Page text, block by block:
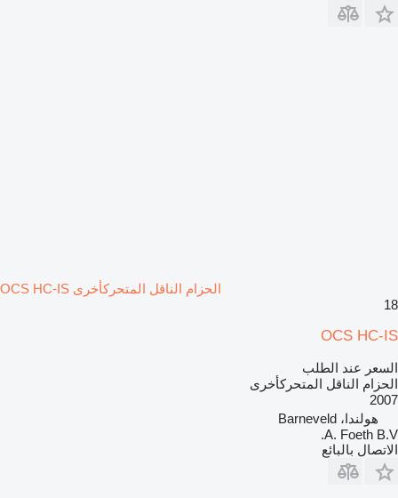
الحزام الناقل المتحركأخرى OCS HC-IS
18
OCS HC-IS
السعر عند الطلب
الحزام الناقل المتحركأخرى
2007
هولندا، Barneveld
A. Foeth B.V.
الاتصال بالبائع